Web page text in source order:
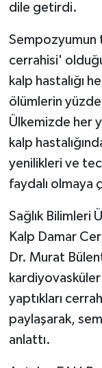
dile getirdi.
Sempozyumun
cerrahisi'
kalp hastalığı
ölümlerin
Ülkemizde her
kalp
yenilikleri ve
faydalı olmaya
Sağlık Bilimleri
Kalp Damar
Dr. Murat
yaptıkları
paylaşarak,
anlattı.